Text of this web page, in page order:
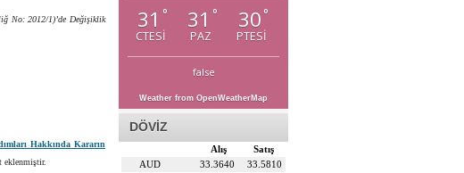
No: 2012/1)’de Değişiklik
Hakkında Kararın
eklenmiştir.
31 °
CTESI
31 °
PAZ
30 °
PTESI
false
Weather from OpenWeatherMap
DÖVİZ
Satış
Alış
AUD
33.5810
33.3640